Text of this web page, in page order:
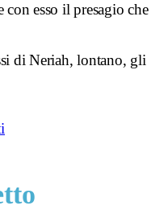
esso il presagio che
di Neriah, lontano, gli